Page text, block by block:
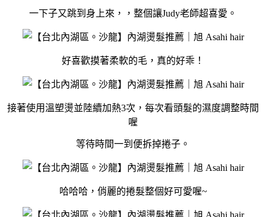
一下子又跳到身上來，，整個讓Judy老師超喜愛。
好喜歡摸著柔軟的毛，真的好乖！
接著使用溫塑燙並陸續加熱3次，每次看頭髮的濕度調整時間
喔
等待時間一到便拆掉捲子。
哈哈哈，俏麗的捲髮整個好可愛喔~